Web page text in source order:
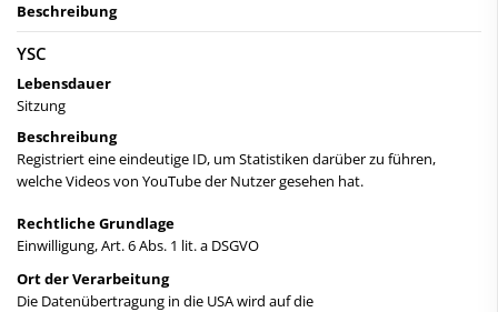
Beschreibung
YSC
Lebensdauer
Sitzung
Beschreibung
Registriert eine eindeutige ID, um Statistiken darüber zu führen,
welche Videos von YouTube der Nutzer gesehen hat.
Rechtliche Grundlage
Einwilligung, Art. 6 Abs. 1 lit. a DSGVO
Ort der Verarbeitung
Die Datenübertragung in die USA wird auf die